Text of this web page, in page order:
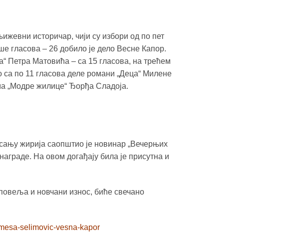
историчар, чији су избори од по пет
гласова – 26 добило је дело Весне Капор.
Петра Матовића – са 15 гласова, на трећем
са по 11 гласова деле романи „Деца“ Милене
„Модре жилице“ Ђорђа Сладоја.
жирија саопштио је новинар „Вечерњих
На овом догађају била је присутна и
и новчани износ, биће свечано
selimovic-vesna-kapor